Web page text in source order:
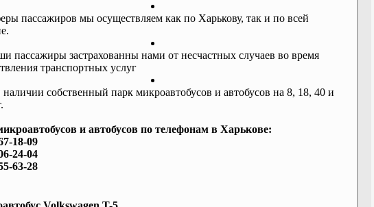
пассажиров мы осуществляем как по Харькову, так и по всей
пассажиры застрахованны нами от несчастных случаев во время
транспортных услуг
собственный парк микроавтобусов и автобусов на 8, 18, 40 и
и автобусов по телефонам в Харькове:
18-09
24-04
63-28